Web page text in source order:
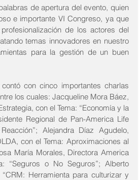
de apertura del evento, quien
e importante VI Congreso, ya que
de los actores del
temas innovadores en nuestro
para la gestión de un buen
con cinco importantes charlas
los cuales: Jacqueline Mora Báez,
con el Tema: “Economía y la
Regional de Pan-America Life
Alejandra Díaz Agudelo,
con el Tema: Aproximaciones al
María Morales, Directora America
“Seguros o No Seguros”; Alberto
Herramienta para culturizar y